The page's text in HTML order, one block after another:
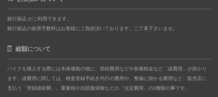
銀行振込 がご利用できます。
銀行振込の振替手数料はお客様にご負担頂いております。ご了承下さいませ。
総額について
バイクを購入する際には本体価格の他に、登録費用などや各種税金など「諸費用」が掛かり
ます。諸費用に関しては、検査登録手続き代行の費用や、整備に掛かる費用など、販売店に
支払う「登録諸経費」。重量税や自賠責保険などの「法定費用」の2種類の事です。